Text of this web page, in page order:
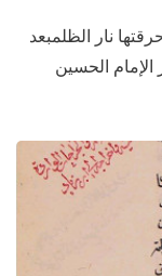
نار الظلمبعد
الحسين